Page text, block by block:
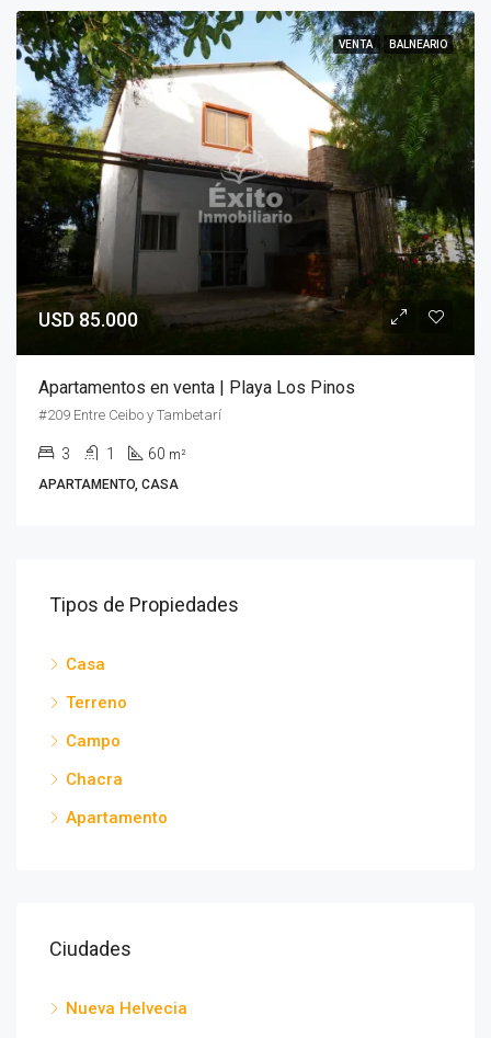
VENTA BALNEARIO
USD 85.000
Apartamentos en venta | Playa Los Pinos
#209 Entre Ceibo y Tambetarí
3 1 60 m²
APARTAMENTO, CASA
Tipos de Propiedades
Casa
Terreno
Campo
Chacra
Apartamento
Ciudades
Nueva Helvecia